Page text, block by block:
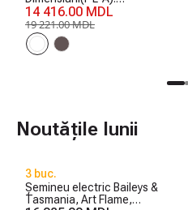
1020*1200*330 mm, 1500
W
14 416.00 MDL
19 221.00 MDL
Noutățile lunii
3 buc.
Șemineu electric Baileys &
Tasmania, Art Flame,